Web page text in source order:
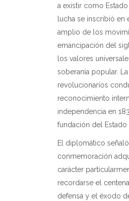
a existir como
lucha se inscribió en
amplio de los
emancipación del
los valores
soberanía popular.
revolucionarios
reconocimiento
independencia en
fundación del Estado
El diplomático
conmemoración
carácter
recordarse el
defensa y el éxodo